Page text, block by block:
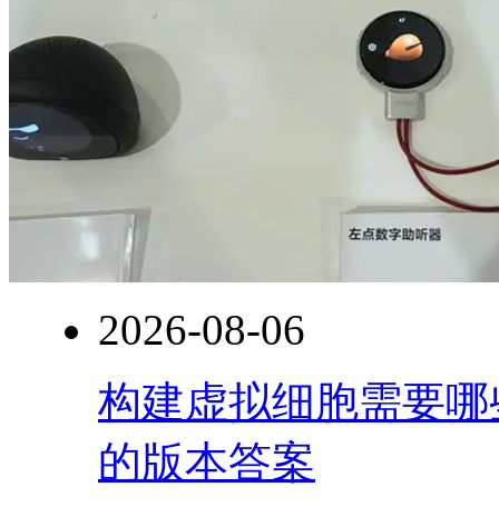
2026-08-06
构建虚拟细胞需要
的版本答案